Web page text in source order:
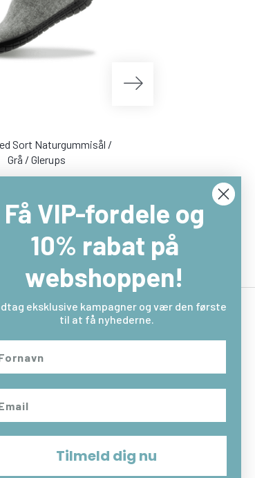
Sort Naturgummisål /
Grå / Glerups
DKK 650,00 DKK
Læg i kurv
837,00 DKK 1.395,00
Læg i kurv
Få VIP-fordele og
10% rabat på
webshoppen!
eksklusive kampagner og vær den første
til at få nyhederne.
Tilmeld dig nu